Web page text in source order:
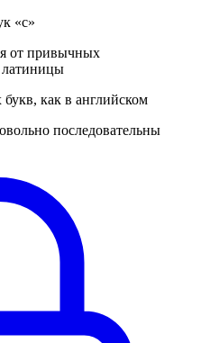
«с»
от привычных
латиницы
как в английском
последовательны